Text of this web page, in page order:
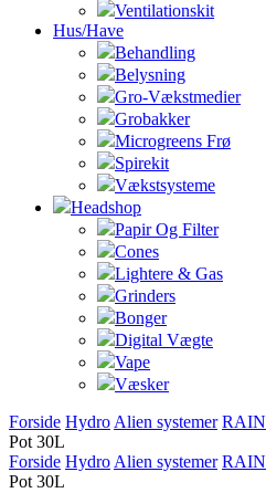
Ventilationskit
Hus/Have
Behandling
Belysning
Gro-Vækstmedier
Grobakker
Microgreens Frø
Spirekit
Vækstsysteme
Headshop
Papir Og Filter
Cones
Lightere & Gas
Grinders
Bonger
Digital Vægte
Vape
Væsker
Forside Hydro Alien systemer RAIN
Pot 30L
Forside Hydro Alien systemer RAIN
Pot 30L